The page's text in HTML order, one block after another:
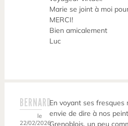
Marie se joint à moi
MERCI!
Bien amicalement
Luc
BERNARD
le
22/02/2026
En voyant ses fresques
envie de dire à nos
Grenoblois, un peu